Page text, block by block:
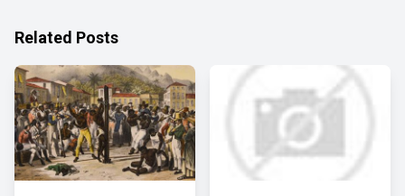
Related Posts